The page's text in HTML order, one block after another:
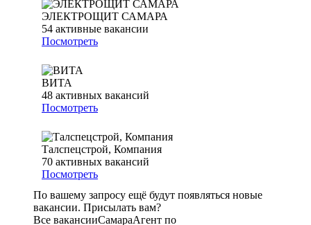
ЭЛЕКТРОЩИТ САМАРА
54 активные вакансии
Посмотреть
ВИТА
48 активных вакансий
Посмотреть
Талспецстрой, Компания
70 активных вакансий
Посмотреть
По вашему запросу ещё будут появляться новые
вакансии. Присылать вам?
Все вакансииСамараАгент по